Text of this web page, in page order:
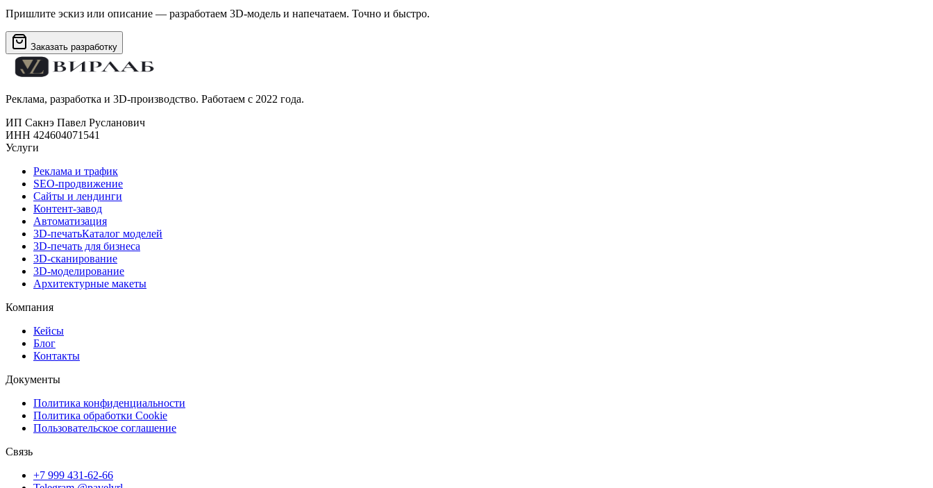
Пришлите эскиз или описание — разработаем 3D-модель и напечатаем. Точно и быстро.
Заказать разработку
Реклама, разработка и 3D-производство. Работаем с 2022 года.
ИП Сакнэ Павел Русланович
ИНН 424604071541
Услуги
Реклама и трафик
SEO-продвижение
Сайты и лендинги
Контент-завод
Автоматизация
3D-печатьКаталог моделей
3D-печать для бизнеса
3D-сканирование
3D-моделирование
Архитектурные макеты
Компания
Кейсы
Блог
Контакты
Документы
Политика конфиденциальности
Политика обработки Cookie
Пользовательское соглашение
Связь
+7 999 431-62-66